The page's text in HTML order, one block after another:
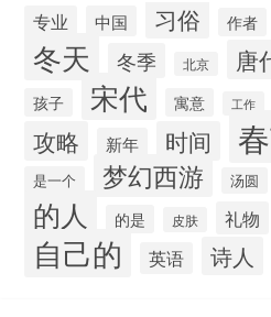
专业 中国 习俗 作者
冬天 冬季 北京 唐
孩子 宋代 寓意 工作
攻略 新年 时间
是一个 梦幻西游 汤圆
的人 的是 皮肤 礼物
自己的 英语 诗人